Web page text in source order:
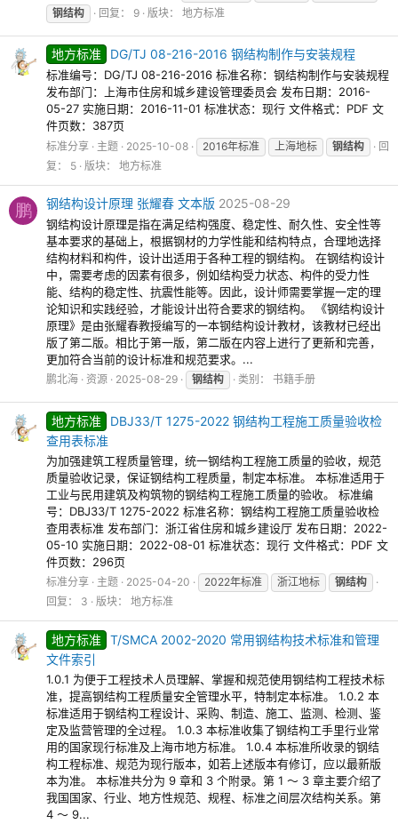
钢结构
回复： 9 版块： 地方标准
地方标准 DG/TJ 08-216-2016 钢结构制作与安装规程
标准编号：DG/TJ 08-216-2016 标准名称：钢结构制作与安装规程
发布部门：上海市住房和城乡建设管理委员会 发布日期：2016-
05-27 实施日期：2016-11-01 标准状态：现行 文件格式：PDF 文
件页数：387页
标准分享 主题 2025-10-08 2016年标准 上海地标 钢结构
回
复： 5
版块： 地方标准
鹏 钢结构设计原理 张耀春 文本版 2025-08-29
钢结构设计原理是指在满足结构强度、稳定性、耐久性、安全性等
基本要求的基础上，根据钢材的力学性能和结构特点，合理地选择
结构材料和构件，设计出适用于各种工程的钢结构。 在钢结构设计
中，需要考虑的因素有很多，例如结构受力状态、构件的受力性
能、结构的稳定性、抗震性能等。因此，设计师需要掌握一定的理
论知识和实践经验，才能设计出符合要求的钢结构。 《钢结构设计
原理》是由张耀春教授编写的一本钢结构设计教材，该教材已经出
版了第二版。相比于第一版，第二版在内容上进行了更新和完善，
更加符合当前的设计标准和规范要求。...
鹏北海 资源 2025-08-29 钢结构 类别： 书籍手册
地方标准
DBJ33/T 1275-2022 钢结构工程施工质量验收检
查用表标准
为加强建筑工程质量管理，统一钢结构工程施工质量的验收，规范
质量验收记录，保证钢结构工程质量，制定本标准。 本标准适用于
工业与民用建筑及构筑物的钢结构工程施工质量的验收。 标准编
号：DBJ33/T 1275-2022 标准名称：钢结构工程施工质量验收检
查用表标准 发布部门：浙江省住房和城乡建设厅 发布日期：2022-
05-10 实施日期：2022-08-01 标准状态：现行 文件格式：PDF 文
件页数：296页
标准分享 主题 2025-04-20 2022年标准 浙江地标
钢结构
回复： 3
版块： 地方标准
地方标准
T/SMCA 2002-2020 常用钢结构技术标准和管理
文件索引
1.0.1 为便于工程技术人员理解、掌握和规范使用钢结构工程技术标
准，提高钢结构工程质量安全管理水平，特制定本标准。 1.0.2 本
标准适用于钢结构工程设计、采购、制造、施工、监测、检测、鉴
定及监营管理的全过程。 1.0.3 本标准收集了钢结构工手里行业常
用的国家现行标准及上海市地方标准。 1.0.4 本标准所收录的钢结
构工程标准、规范为现行版本，如若上述版本有修订，应以最新版
本为准。 本标准共分为 9 章和 3 个附录。第 1 ～ 3 章主要介绍了
我国国家、行业、地方性规范、规程、标准之间层次结构关系。第
4 ～ 9...